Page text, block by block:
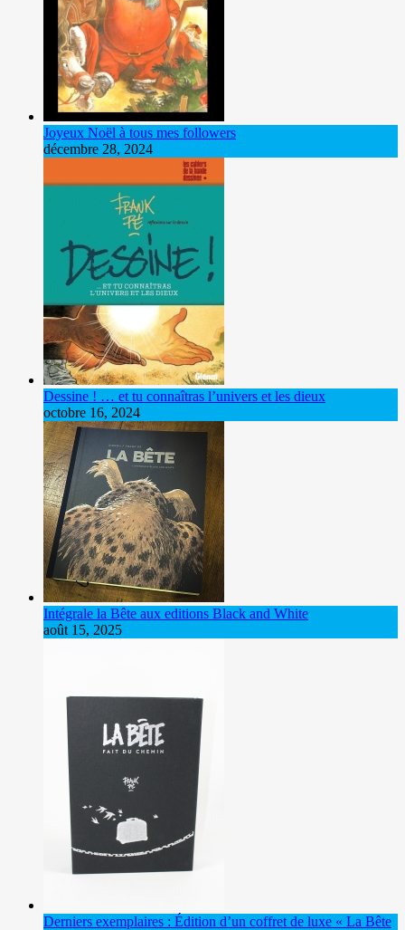
Joyeux Noël à tous mes followers
décembre 28, 2024
Dessine ! … et tu connaîtras l’univers et les dieux
octobre 16, 2024
Intégrale la Bête aux editions Black and White
août 15, 2025
Derniers exemplaires : Édition d’un coffret de luxe « La Bête